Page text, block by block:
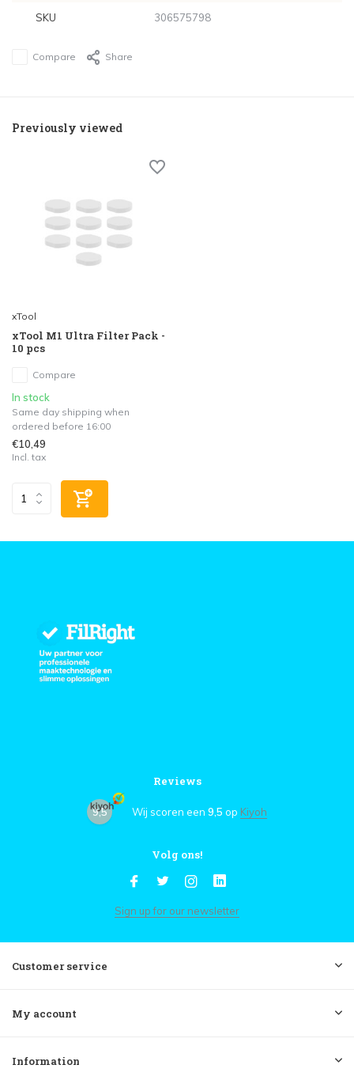
SKU 306575798
Compare Share
Previously viewed
xTool
xTool M1 Ultra Filter Pack -
10 pcs
Compare
In stock
Same day shipping when
ordered before 16:00
€10,49
Incl. tax
Reviews
9,5 Wij scoren een 9,5 op Kiyoh
Volg ons!
Sign up for our newsletter
Customer service
My account
Information